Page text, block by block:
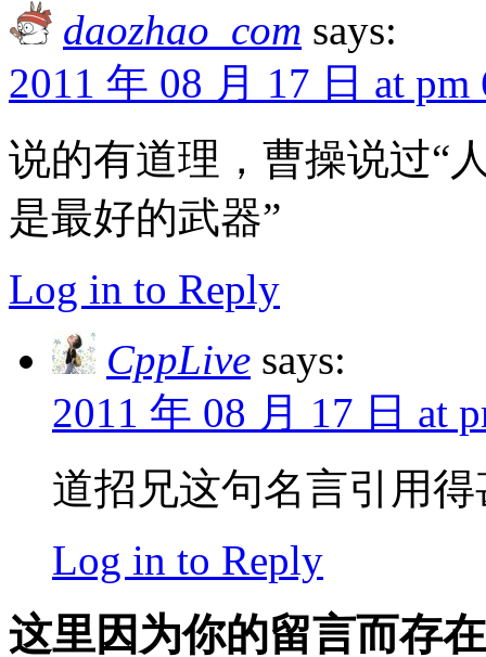
daozhao_com says:
2011 年 08 月 17 日 at pm
说的有道理，曹操说过“
是最好的武器”
Log in to Reply
CppLive says:
2011 年 08 月 17 日 at
道招兄这句名言引用
Log in to Reply
这里因为你的留言而存